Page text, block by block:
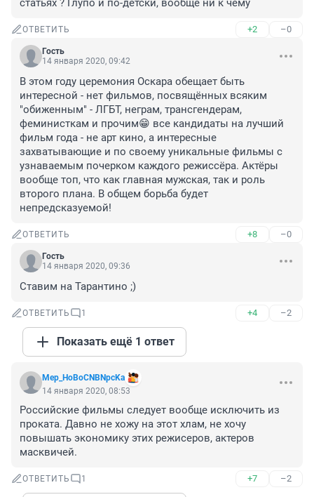
статьях ? Глупо и по-детски, вообще ни к чему
ОТВЕТИТЬ +2 –0
Гость
14 января 2020, 09:42
В этом году церемония Оскара обещает быть
интересной - нет фильмов, посвящённых всяким
"обиженным" - ЛГБТ, неграм, трансгендерам,
феминисткам и прочим😁 все кандидаты на лучший
фильм года - не арт кино, а интересные
захватывающие и по своему уникальные фильмы с
узнаваемым почерком каждого режиссёра. Актёры
вообще топ, что как главная мужская, так и роль
второго плана. В общем борьба будет
непредсказуемой!
ОТВЕТИТЬ +8 –0
Гость
14 января 2020, 09:36
Ставим на Тарантино ;)
ОТВЕТИТЬ 1 +4 –2
Показать ещё 1 ответ
Mep_HoBoCNBNpcKa
14 января 2020, 08:53
Российские фильмы следует вообще исключить из
проката. Давно не хожу на этот хлам, не хочу
повышать экономику этих режисеров, актеров
масквичей.
ОТВЕТИТЬ 1 +7 –2